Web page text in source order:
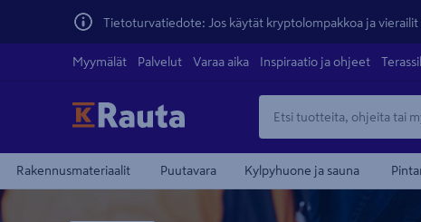
Tietoturvatiedote: Jos käytät kryptolompakkoa ja vierailit
Myymälät Palvelut Varaa aika Inspiraatio ja ohjeet
Rakennusmateriaalit Puutavara Kylpyhuone ja sauna